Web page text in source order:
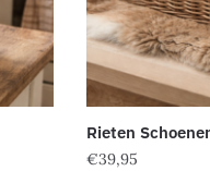
Rieten
€39,95